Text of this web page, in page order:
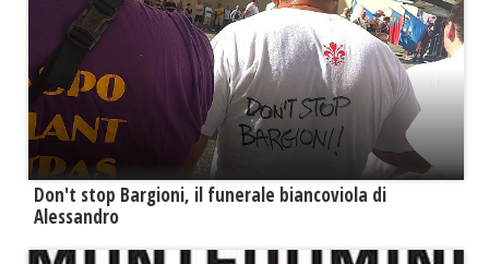
Don't stop Bargioni, il funerale biancoviola di
Alessandro